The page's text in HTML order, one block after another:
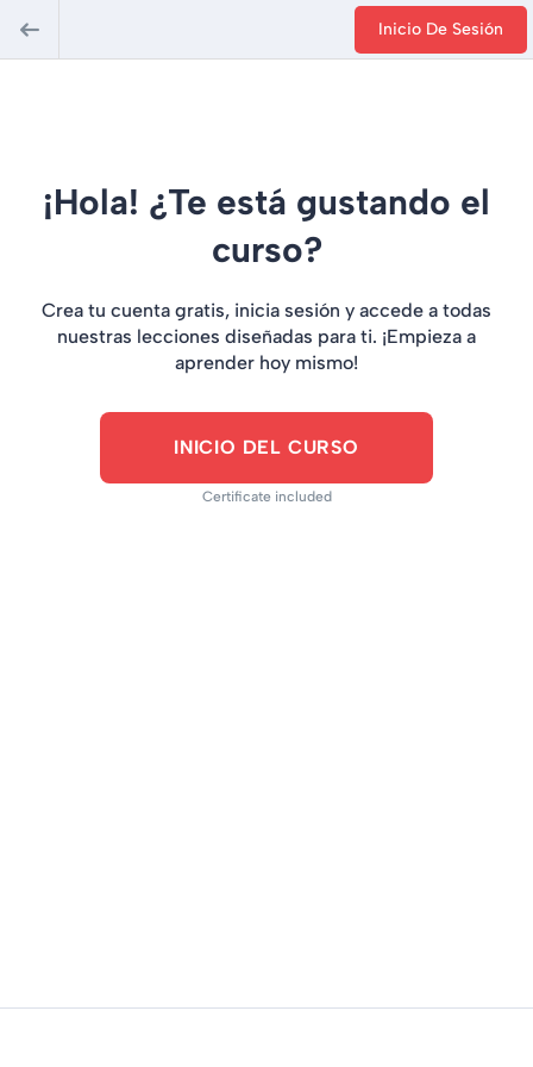
Inicio De Sesión
¡Hola! ¿Te está gustando el
curso?
Crea tu cuenta gratis, inicia sesión y accede a todas
nuestras lecciones diseñadas para ti. ¡Empieza a
aprender hoy mismo!
INICIO DEL CURSO
Certificate included